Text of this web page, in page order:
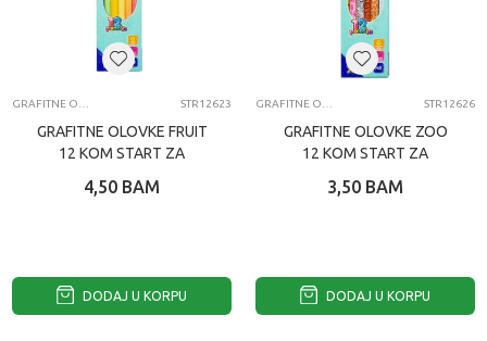
STR12623
GRAFITNE OLOVKE FRUIT
12 KOM START ZA
4,50 BAM
DODAJ U KORPU
STR12626
GRAFITNE OLOVKE ZOO
12 KOM START ZA
3,50 BAM
DODAJ U KORPU